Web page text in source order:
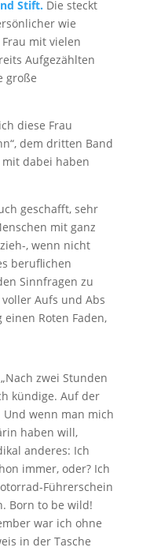
Stift. Die steckt
wie
mit vielen
Aufgezählten
große
diese Frau
dem dritten Band
dabei haben
geschafft, sehr
mit ganz
, wenn nicht
beruflichen
Sinnfragen zu
Aufs und Abs
Roten Faden,
zwei Stunden
kündige. Auf der
wenn man mich
haben will,
anderes: Ich
immer, oder? Ich
Führerschein
Born to be wild!
war ich ohne
in der Tasche